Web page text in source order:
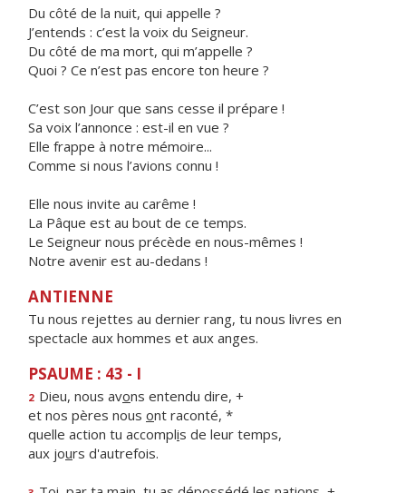
Du côté de la nuit, qui appelle ?
J’entends : c’est la voix du Seigneur.
Du côté de ma mort, qui m’appelle ?
Quoi ? Ce n’est pas encore ton heure ?
C’est son Jour que sans cesse il prépare !
Sa voix l’annonce : est-il en vue ?
Elle frappe à notre mémoire...
Comme si nous l’avions connu !
Elle nous invite au carême !
La Pâque est au bout de ce temps.
Le Seigneur nous précède en nous-mêmes !
Notre avenir est au-dedans !
ANTIENNE
Tu nous rejettes au dernier rang, tu nous livres en
spectacle aux hommes et aux anges.
PSAUME : 43 - I
2 Dieu, nous avons entendu dire, +
et nos pères nous ont raconté, *
quelle action tu accomplis de leur temps,
aux jours d'autrefois.